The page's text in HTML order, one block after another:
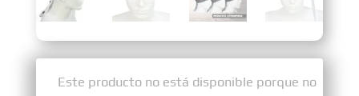
Sin existencias
Este producto no está disponible porque no